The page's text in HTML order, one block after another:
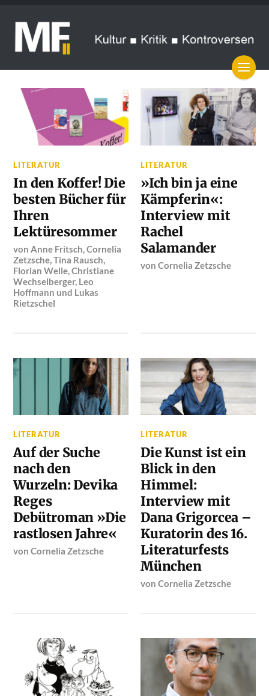
LITERATUR
In den Koffer! Die
besten Bücher für
Ihren
Lektüresommer
von Anne Fritsch ,Cornelia
Zetzsche ,Tina Rausch
Florian Welle ,Christiane
Wechselberger, Leo
Hoffmann und Lukas
Rietzschel
LITERATUR
»Ich bin ja eine
Kämpferin«:
Interview mit
Rachel
Salamander
vonCornelia Zetzsche
LITERATUR
Auf der Suche
nach den
Wurzeln: Devika
Reges
Debütroman »Die
rastlosen Jahre«
vonCornelia Zetzsche
LITERATUR
Die Kunst ist ein
Blick in den
Himmel:
Interview mit
Dana Grigorcea –
Kuratorin des 16.
Literaturfests
München
vonCornelia Zetzsche